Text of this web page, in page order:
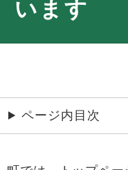
います
ページ内目次